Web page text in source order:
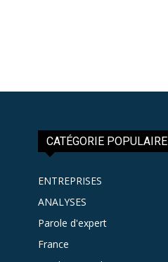
CATÉGORIE POPULAIRE
ENTREPRISES
ANALYSES
Parole d'expert
France